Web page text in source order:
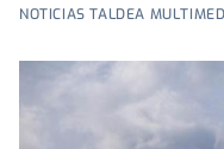
NOTICIAS TALDEA